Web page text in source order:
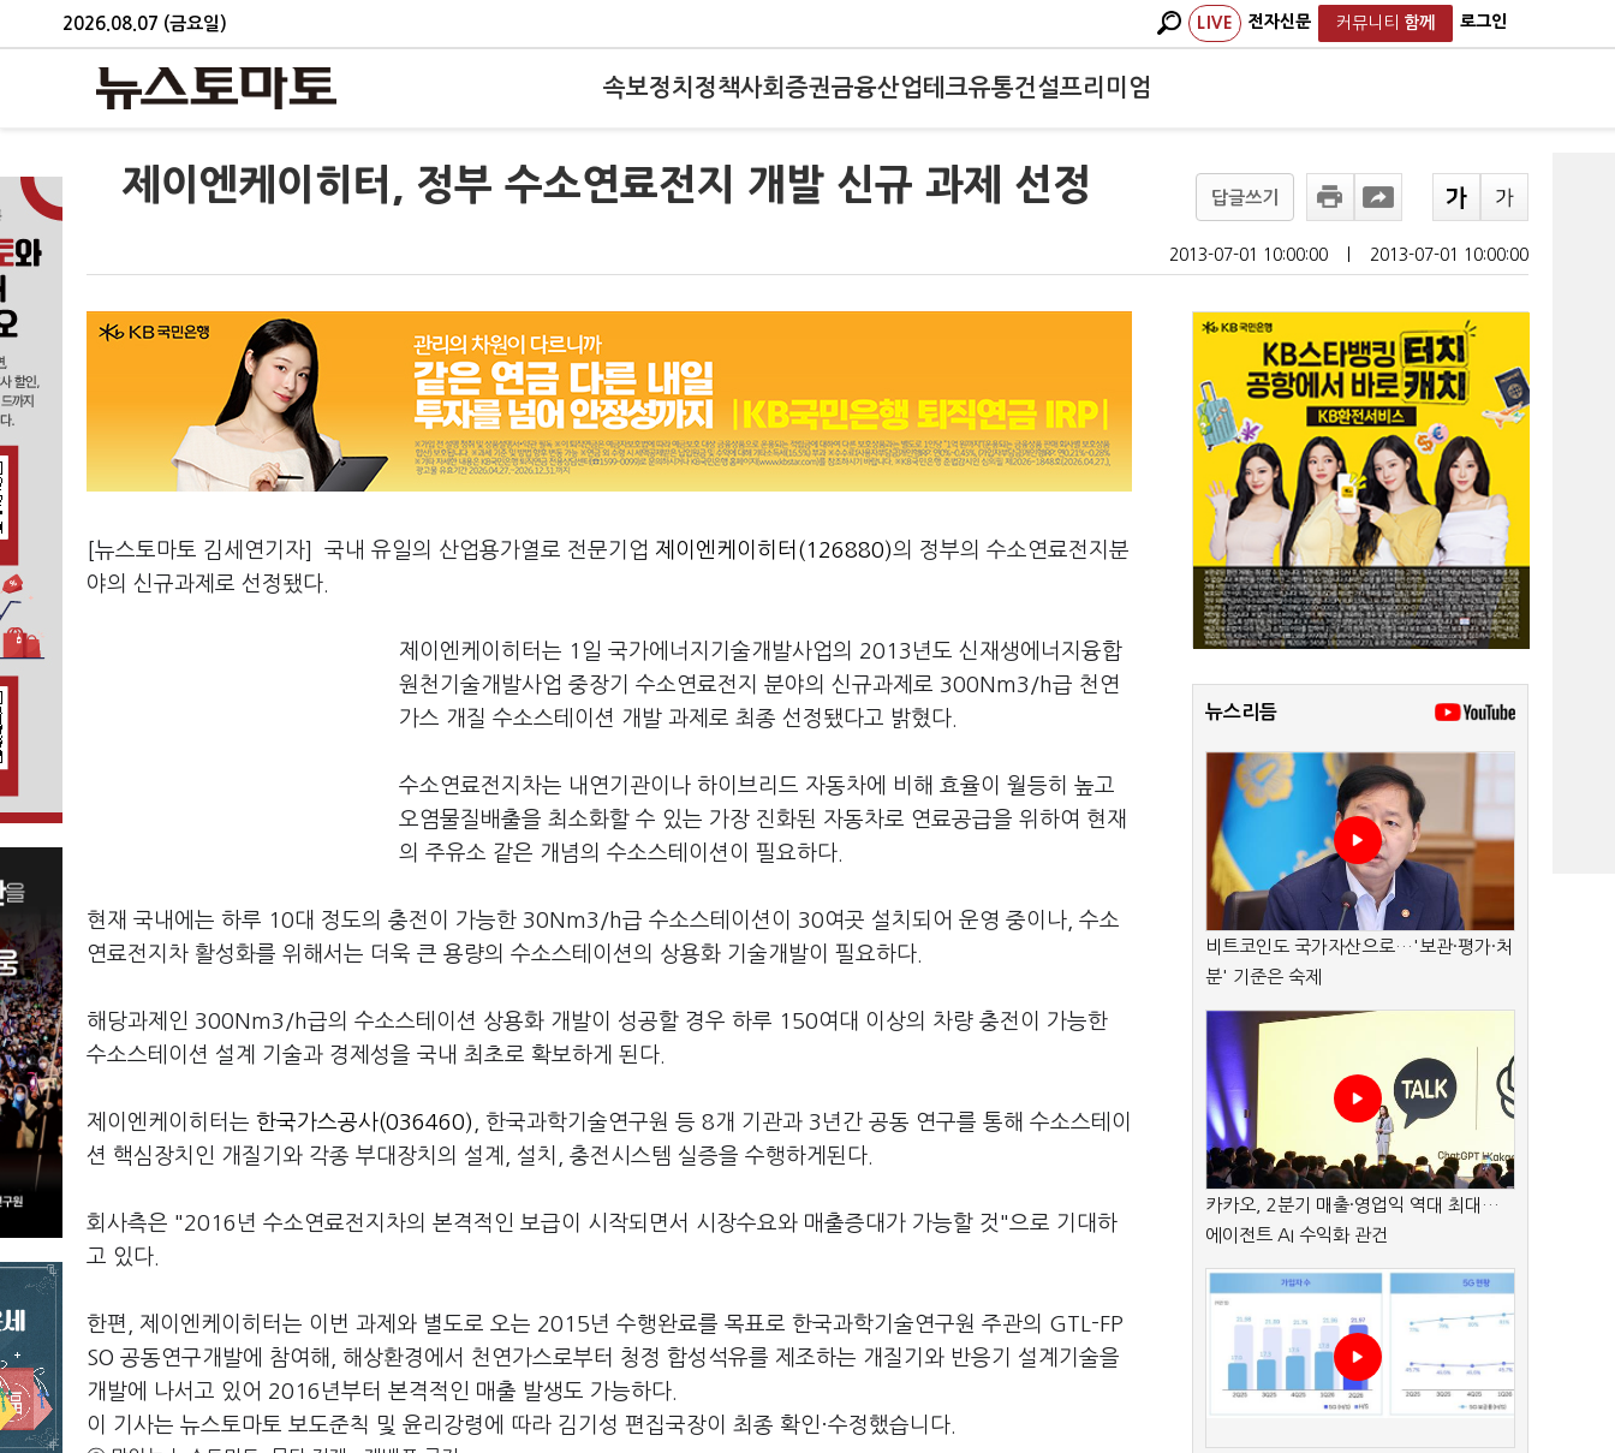
2026.08.07 (금요일) LIVE 전자신문 커뮤니티 함께 로그인
속보정치 정책사회 증권금융산업테크유통건설프리미엄
제이엔케이히터, 정부 수소연료전지 개발 신규 과제 선정 답글쓰기
2013-07-01 10:00:00 2013-07-01 10:00:00
[뉴스토마토 김세연기자] 국내 유일의 산업용가열로 전문기업 제이엔케이히터(126880)의 정부의 수소연료전지분
야의 신규과제로 선정됐다.
제이엔케이히터는 1일 국가에너지기술개발사업의 2013년도 신재생에너지융합
원천기술개발사업 중장기 수소연료전지 분야의 신규과제로 300Nm3/h급 천연
가스 개질 수소스테이션 개발 과제로 최종 선정됐다고 밝혔다.
수소연료전지차는 내연기관이나 하이브리드 자동차에 비해 효율이 월등히 높고
오염물질배출을 최소화할 수 있는 가장 진화된 자동차로 연료공급을 위하여 현재
의 주유소 같은 개념의 수소스테이션이 필요하다.
현재 국내에는 하루 10대 정도의 충전이 가능한 30Nm3/h급 수소스테이션이 30여곳 설치되어 운영 중이나, 수소
연료전지차 활성화를 위해서는 더욱 큰 용량의 수소스테이션의 상용화 기술개발이 필요하다.
해당과제인 300Nm3/h급의 수소스테이션 상용화 개발이 성공할 경우 하루 150여대 이상의 차량 충전이 가능한
수소스테이션 설계 기술과 경제성을 국내 최초로 확보하게 된다.
제이엔케이히터는 한국가스공사(036460)
, 한국과학기술연구원 등 8개 기관과 3년간 공동 연구를 통해 수소스테이
션 핵심장치인 개질기와 각종 부대장치의 설계, 설치, 충전시스템 실증을 수행하게된다.
회사측은 "2016년 수소연료전지차의 본격적인 보급이 시작되면서 시장수요와 매출증대가 가능할 것"으로 기대하
고 있다.
한편, 제이엔케이히터는 이번 과제와 별도로 오는 2015년 수행완료를 목표로 한국과학기술연구원 주관의 GTL-FP
SO 공동연구개발에 참여해, 해상환경에서 천연가스로부터 청정 합성석유를 제조하는 개질기와 반응기 설계기술을
개발에 나서고 있어 2016년부터 본격적인 매출 발생도 가능하다.
이 기사는 뉴스토마토 보도준칙 및 윤리강령에 따라 김기성 편집국장이 최종 확인·수정했습니다.
뉴스리듬
비트코인도 국가자산으로…'보관·평가·처
분' 기준은 숙제
카카오, 2분기 매출·영업익 역대 최대…
에이전트 AI 수익화 관건